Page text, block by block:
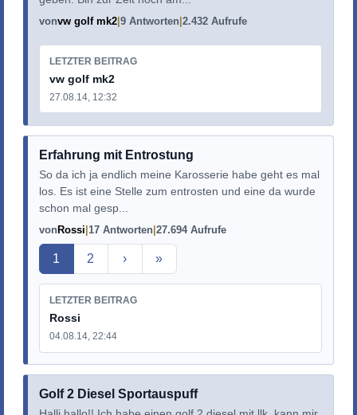
vonvw golf mk2 9 Antworten 2.432 Aufrufe
LETZTER BEITRAG
vw golf mk2
27.08.14, 12:32
Erfahrung mit Entrostung
So da ich ja endlich meine Karosserie habe geht es mal
los. Es ist eine Stelle zum entrosten und eine da wurde
schon mal gesp...
vonRossi 17 Antworten 27.694 Aufrufe
Aktuelle Seite
1 2 › »
LETZTER BEITRAG
Rossi
04.08.14, 22:44
Golf 2 Diesel Sportauspuff